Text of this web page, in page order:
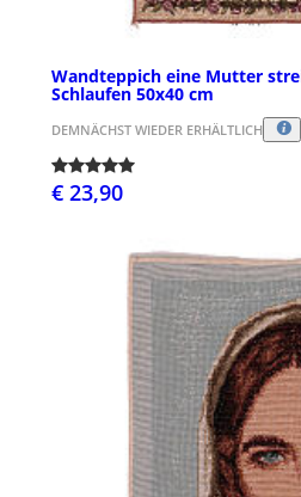
Wandteppich eine Mutter
Schlaufen 50x40 cm
DEMNÄCHST WIEDER ERHÄLTLICH
€ 23,90